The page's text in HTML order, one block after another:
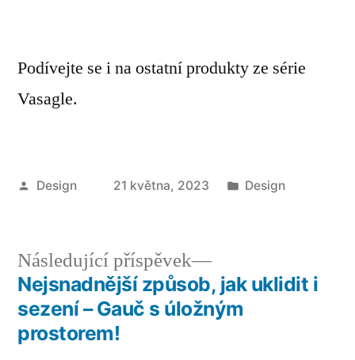
Podívejte se i na ostatní produkty ze série
Vasagle.
Autor
Design 21 května, 2023
Publikováno
Design
Navigace
pro
Následující příspěvek
Následující
příspěvek:
Nejsnadnější způsob, jak uklidit i
sezení – Gauč s úložným
prostorem!